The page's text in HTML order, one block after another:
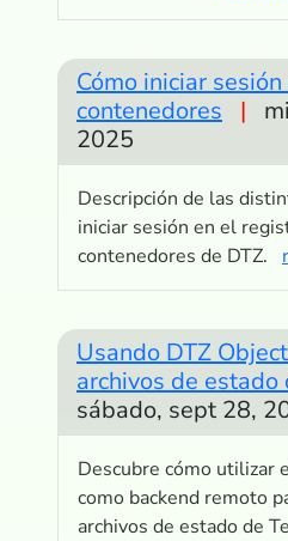
Cómo iniciar
contenedores
|
2025
Descripción de las
iniciar sesión en el
contenedores de DTZ.
Usando DTZ
archivos de estado
sábado, sept 28,
Descubre cómo utilizar
como backend remoto
archivos de estado de